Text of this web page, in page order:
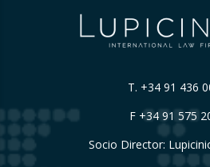
T. +34 91 436
F +34 91 575
Socio Director: